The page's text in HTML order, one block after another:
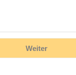
Weiter